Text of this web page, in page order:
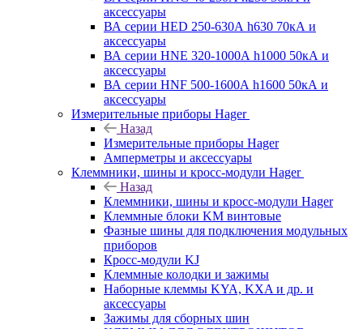
аксессуары
ВА серии HED 250-630А h630 70кА и
аксессуары
ВА серии HNE 320-1000А h1000 50кА и
аксессуары
ВА серии HNF 500-1600А h1600 50кА и
аксессуары
Измерительные приборы Hager
Назад
Измерительные приборы Hager
Амперметры и аксессуары
Клеммники, шины и кросс-модули Hager
Назад
Клеммники, шины и кросс-модули Hager
Клеммные блоки KM винтовые
Фазные шины для подключения модульных
приборов
Кросс-модули KJ
Клеммные колодки и зажимы
Наборные клеммы KYA, KXA и др. и
аксессуары
Зажимы для сборных шин